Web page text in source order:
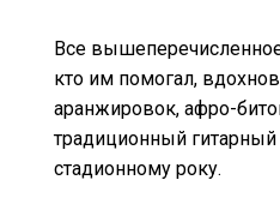
Все
кто им помогал,
аранжировок, афро-
традиционный
стадионному року.